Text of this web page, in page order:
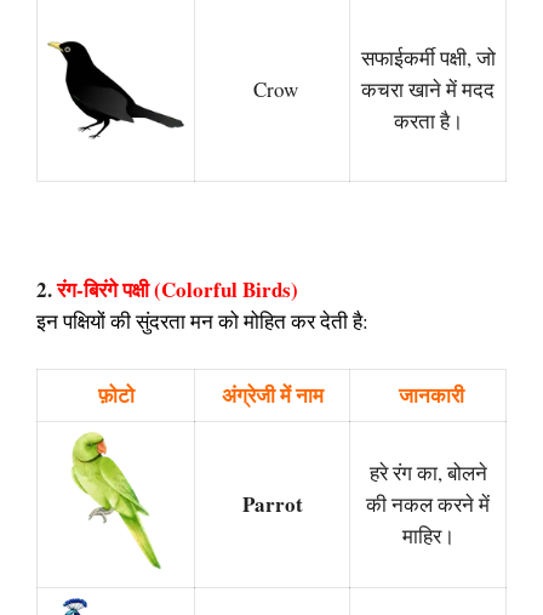
Crow
सफाईकर्मी पक्षी, जो
कचरा खाने में मदद
करता है।
2.रंग-बिरंगे पक्षी (Colorful Birds)
इन पक्षियों की सुंदरता मन को मोहित कर देती है:
फ़ोटो अंग्रेजी में नाम जानकारी
Parrot
हरे रंग का, बोलने
की नकल करने में
माहिर।